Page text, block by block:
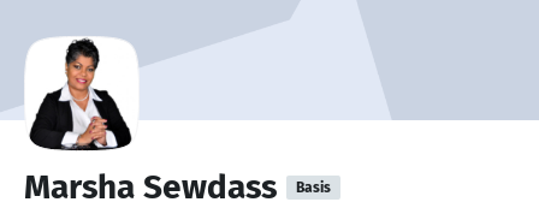
Marsha Sewdass Basis